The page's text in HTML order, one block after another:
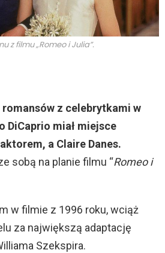
z filmu „Romeo i Julia”.
z celebrytkami w
DiCaprio miał miejsce
a Claire Danes.
sobą na planie filmu “Romeo i
w filmie z 1996 roku, wciąż
za największą adaptację
Szekspira.